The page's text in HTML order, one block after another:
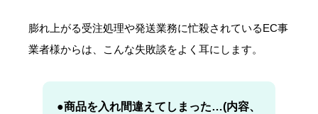
膨れ上がる受注処理や発送業務に忙殺されているEC事
業者様からは、こんな失敗談をよく耳にします。
●商品を入れ間違えてしまった…(内容、